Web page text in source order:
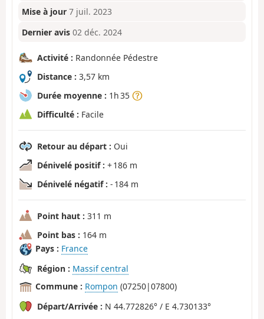
Mise à jour 7 juil. 2023
Dernier avis 02 déc. 2024
Activité : Randonnée Pédestre
Distance : 3,57 km
Durée moyenne : 1h 35
Difficulté : Facile
Retour au départ : Oui
Dénivelé positif : + 186 m
Dénivelé négatif : - 184 m
Point haut : 311 m
Point bas : 164 m
Pays : France
Région : Massif central
Commune : Rompon (07250|07800)
Départ/Arrivée : N 44.772826° / E 4.730133°